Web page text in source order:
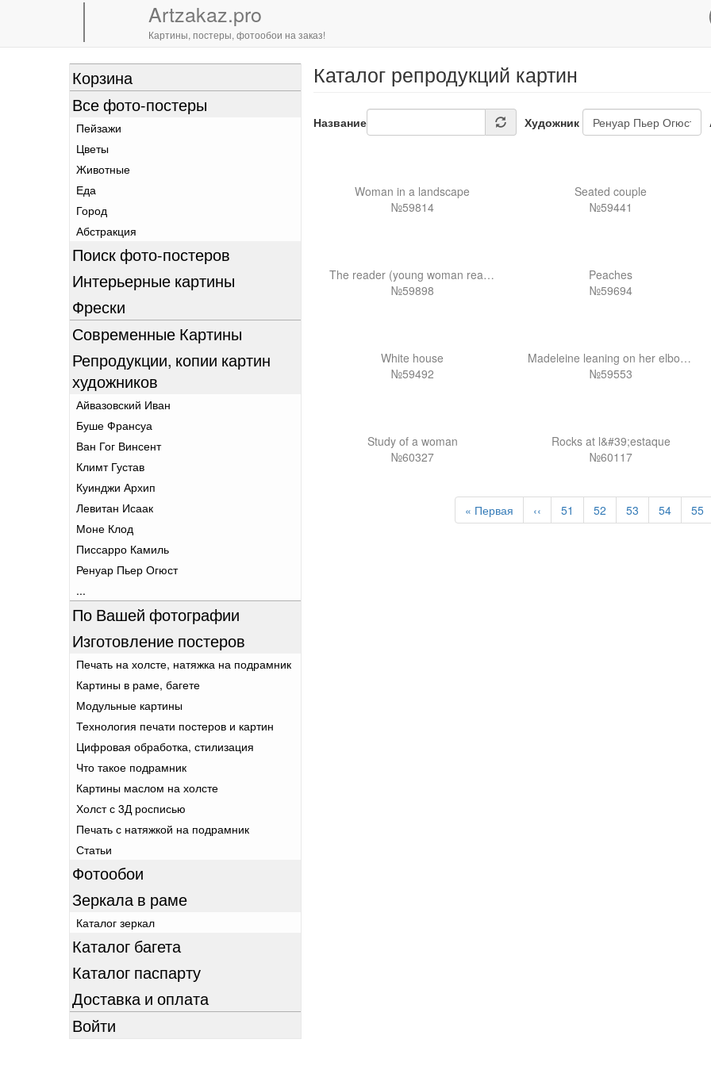
Artzakaz.pro
Картины, постеры, фотообои на заказ!
Корзина
Все фото-постеры
Пейзажи
Цветы
Животные
Еда
Город
Абстракция
Поиск фото-постеров
Интерьерные картины
Фрески
Современные Картины
Репродукции, копии картин
художников
Айвазовский Иван
Буше Франсуа
Ван Гог Винсент
Климт Густав
Куинджи Архип
Левитан Исаак
Моне Клод
Писсарро Камиль
Ренуар Пьер Огюст
...
По Вашей фотографии
Изготовление постеров
Печать на холсте, натяжка на подрамник
Картины в раме, багете
Модульные картины
Технология печати постеров и картин
Цифровая обработка, стилизация
Что такое подрамник
Картины маслом на холсте
Холст с 3Д росписью
Печать с натяжкой на подрамник
Статьи
Фотообои
Зеркала в раме
Каталог зеркал
Каталог багета
Каталог паспарту
Доставка и оплата
Войти
Каталог репродукций картин
Название Художник
Woman in a landscape
№59814
Seated couple
№59441
The reader (young woman reading a book)
№59898
Peaches
№59694
White house
№59492
Madeleine leaning on her elbow with flowers in her hair
№59553
Study of a woman
№60327
Rocks at l&#39;estaque
№60117
Первая
страница
« Первая
Предыдущая
страница
‹‹ Page
51 Page
52 Page
53 Page
54 Page
55